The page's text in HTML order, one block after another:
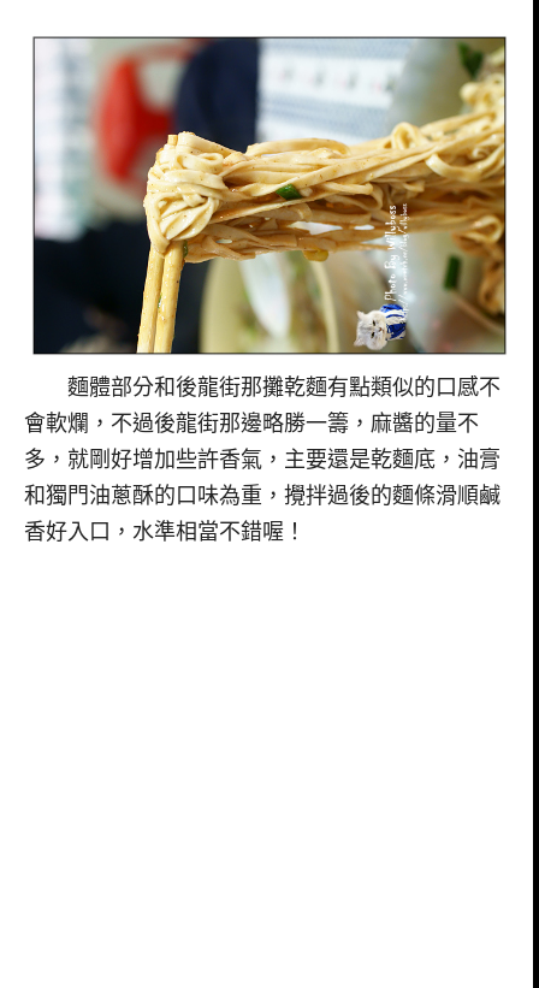
麵體部分和後龍街那攤乾麵有點類似的口感不
會軟爛，不過後龍街那邊略勝一籌，麻醬的量不
多，就剛好增加些許香氣，主要還是乾麵底，油膏
和獨門油蔥酥的口味為重，攪拌過後的麵條滑順鹹
香好入口，水準相當不錯喔！